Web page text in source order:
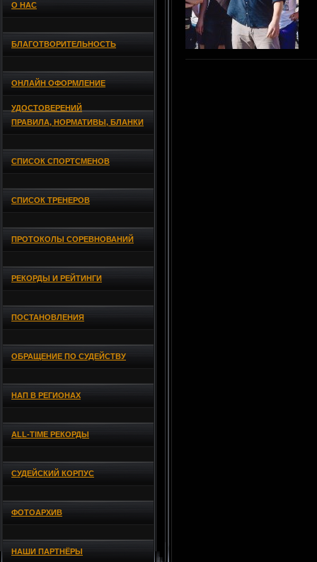
О НАС
БЛАГОТВОРИТЕЛЬНОСТЬ
ОНЛАЙН ОФОРМЛЕНИЕ
УДОСТОВЕРЕНИЙ
ПРАВИЛА, НОРМАТИВЫ, БЛАНКИ
СПИСОК СПОРТСМЕНОВ
СПИСОК ТРЕНЕРОВ
ПРОТОКОЛЫ СОРЕВНОВАНИЙ
РЕКОРДЫ И РЕЙТИНГИ
ПОСТАНОВЛЕНИЯ
ОБРАЩЕНИЕ ПО СУДЕЙСТВУ
НАП В РЕГИОНАХ
ALL-TIME РЕКОРДЫ
СУДЕЙСКИЙ КОРПУС
ФОТОАРХИВ
НАШИ ПАРТНЁРЫ